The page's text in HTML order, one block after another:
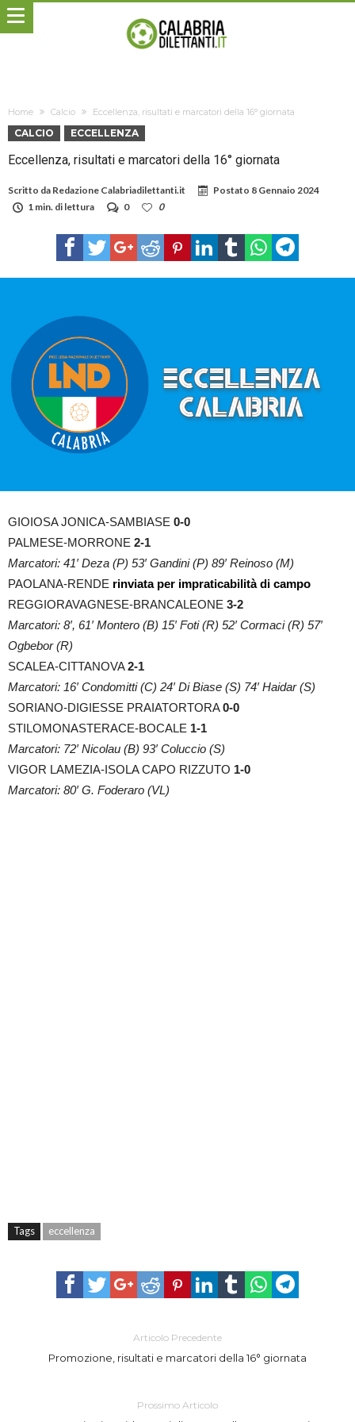
Home Calcio Eccellenza, risultati e marcatori della 16° giornata
CALCIO ECCELLENZA
Eccellenza, risultati e marcatori della 16° giornata
Scritto da Redazione Calabriadilettanti.it Postato 8 Gennaio 2024
1 min. di lettura
0 0
GIOIOSA JONICA-SAMBIASE 0-0
PALMESE-MORRONE 2-1
Marcatori: 41′ Deza (P) 53′ Gandini (P) 89′ Reinoso (M)
PAOLANA-RENDE rinviata per impraticabilità di campo
REGGIORAVAGNESE-BRANCALEONE 3-2
Marcatori: 8′, 61′ Montero (B) 15′ Foti (R) 52′ Cormaci (R) 57′
Ogbebor (R)
SCALEA-CITTANOVA2-1
Marcatori: 16′ Condomitti (C) 24′ Di Biase (S) 74′ Haidar (S)
SORIANO-DIGIESSE PRAIATORTORA0-0
STILOMONASTERACE-BOCALE 1-1
Marcatori: 72′ Nicolau (B) 93′ Coluccio (S)
VIGOR LAMEZIA-ISOLA CAPO RIZZUTO 1-0
Marcatori: 80′ G. Foderaro (VL)
Tags eccellenza
Articolo Precedente
Promozione, risultati e marcatori della 16° giornata
Prossimo Articolo